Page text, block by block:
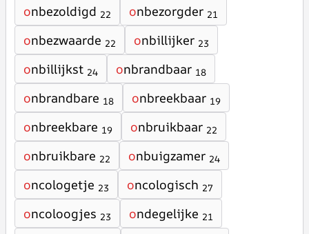
onbezoldigd 22 onbezorgder 21
onbezwaarde 22 onbillijker 23
onbillijkst 24 onbrandbaar 18
onbrandbare 18 onbreekbaar 19
onbreekbare 19 onbruikbaar 22
onbruikbare 22 onbuigzamer 24
oncologetje 23 oncologisch 27
oncoloogjes 23 ondegelijke 21